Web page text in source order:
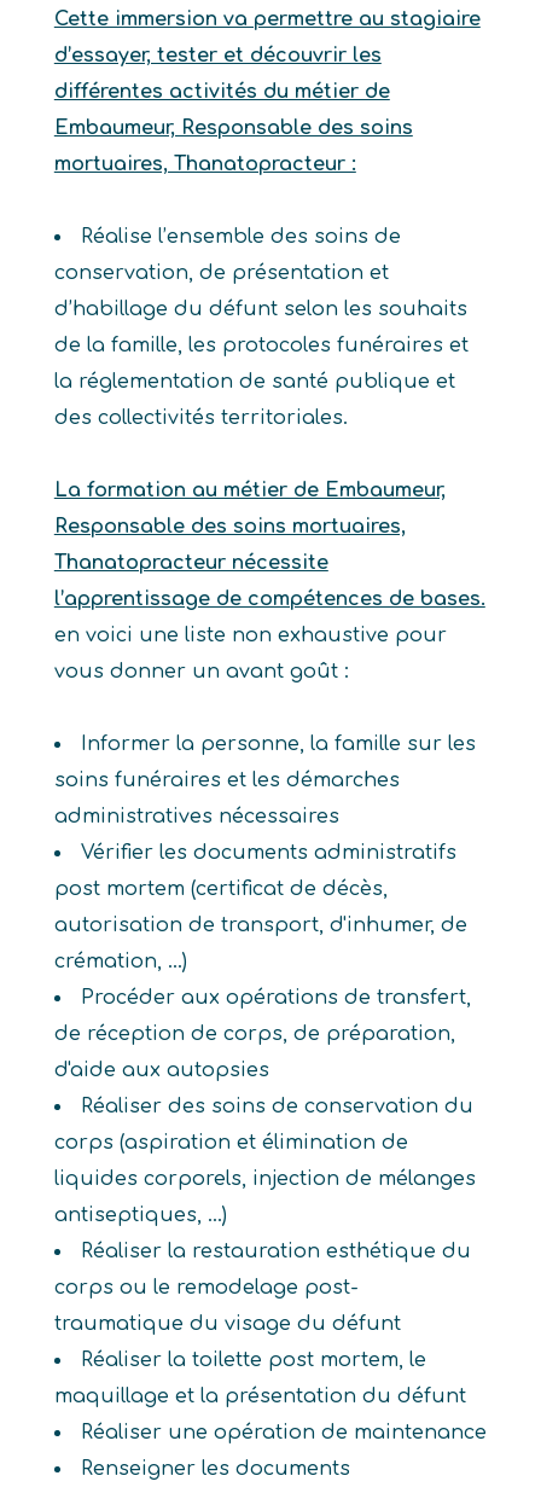
Cette immersion va permettre au stagiaire
d’essayer, tester et découvrir les
différentes activités du métier de
Embaumeur, Responsable des soins
mortuaires, Thanatopracteur :
Réalise l’ensemble des soins de
conservation, de présentation et
d’habillage du défunt selon les souhaits
de la famille, les protocoles funéraires et
la réglementation de santé publique et
des collectivités territoriales.
La formation au métier de Embaumeur,
Responsable des soins mortuaires,
Thanatopracteur nécessite
l’apprentissage de compétences de bases.
en voici une liste non exhaustive pour
vous donner un avant goût :
Informer la personne, la famille sur les
soins funéraires et les démarches
administratives nécessaires
Vérifier les documents administratifs
post mortem (certificat de décès,
autorisation de transport, d'inhumer, de
crémation, ...)
Procéder aux opérations de transfert,
de réception de corps, de préparation,
d'aide aux autopsies
Réaliser des soins de conservation du
corps (aspiration et élimination de
liquides corporels, injection de mélanges
antiseptiques, ...)
Réaliser la restauration esthétique du
corps ou le remodelage post-
traumatique du visage du défunt
Réaliser la toilette post mortem, le
maquillage et la présentation du défunt
Réaliser une opération de maintenance
Renseigner les documents